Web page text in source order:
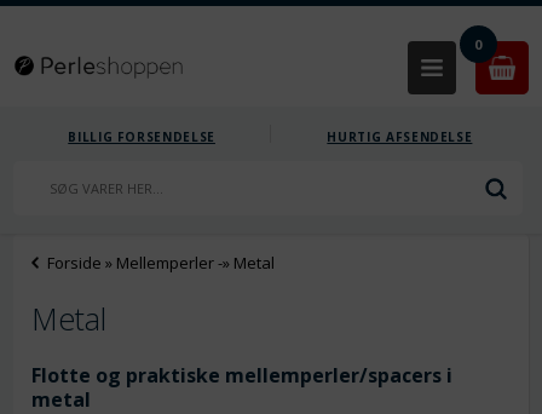
0
BILLIG FORSENDELSE HURTIG AFSENDELSE
Forside » Mellemperler-» Metal
Metal
Flotte og praktiske mellemperler/spacers i
metal